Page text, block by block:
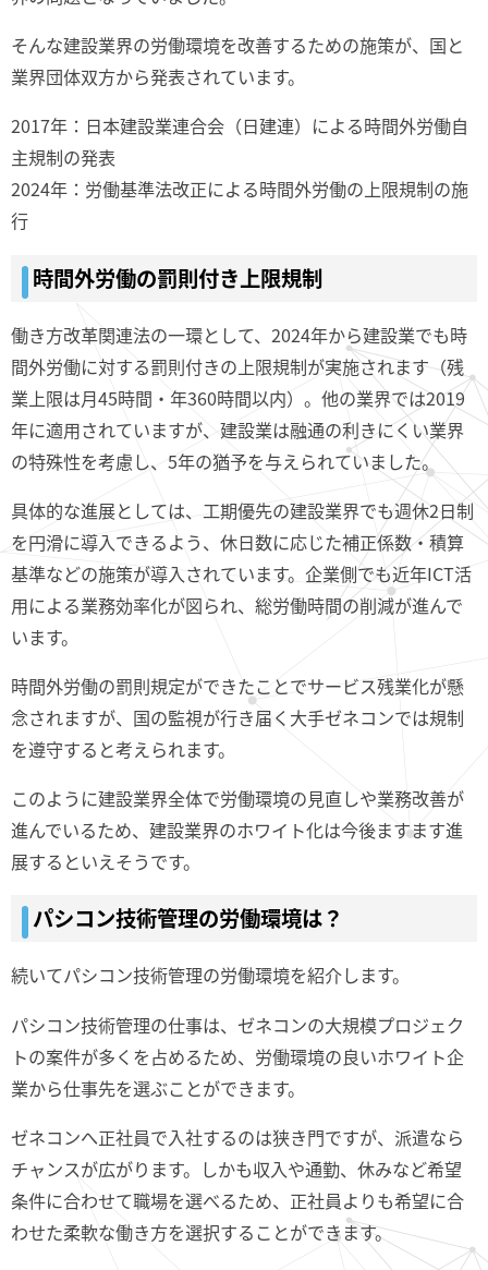
そんな建設業界の労働環境を改善するための施策が、国と
業界団体双方から発表されています。
2017年：日本建設業連合会（日建連）による時間外労働自
主規制の発表
2024年：労働基準法改正による時間外労働の上限規制の施
行
時間外労働の罰則付き上限規制
働き方改革関連法の一環として、2024年から建設業でも時
間外労働に対する罰則付きの上限規制が実施されます（残
業上限は月45時間・年360時間以内）。他の業界では2019
年に適用されていますが、建設業は融通の利きにくい業界
の特殊性を考慮し、5年の猶予を与えられていました。
具体的な進展としては、工期優先の建設業界でも週休2日制
を円滑に導入できるよう、休日数に応じた補正係数・積算
基準などの施策が導入されています。企業側でも近年ICT活
用による業務効率化が図られ、総労働時間の削減が進んで
います。
時間外労働の罰則規定ができたことでサービス残業化が懸
念されますが、国の監視が行き届く大手ゼネコンでは規制
を遵守すると考えられます。
このように建設業界全体で労働環境の見直しや業務改善が
進んでいるため、建設業界のホワイト化は今後ますます進
展するといえそうです。
パシコン技術管理の労働環境は？
続いてパシコン技術管理の労働環境を紹介します。
パシコン技術管理の仕事は、ゼネコンの大規模プロジェク
トの案件が多くを占めるため、労働環境の良いホワイト企
業から仕事先を選ぶことができます。
ゼネコンへ正社員で入社するのは狭き門ですが、派遣なら
チャンスが広がります。しかも収入や通勤、休みなど希望
条件に合わせて職場を選べるため、正社員よりも希望に合
わせた柔軟な働き方を選択することができます。